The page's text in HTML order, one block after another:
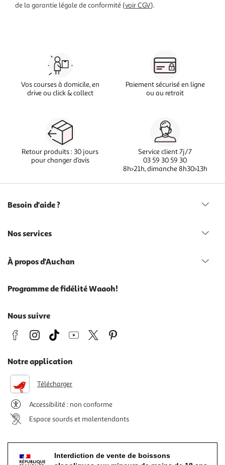
de la garantie légale de conformité (voir CGV).
Vos courses à domicile, en
drive ou click & collect
Paiement sécurisé en ligne
ou au retrait
Retour produits : 30 jours
pour changer d’avis
Service client 7j/7
03 59 30 59 30
8h>21h, dimanche 8h30>13h
Besoin d'aide ?
Nos services
À propos d'Auchan
Programme de fidélité Waaoh!
Nous suivre
Notre application
Télécharger
Accessibilité : non conforme
Espace sourds et malentendants
Interdiction de vente de boissons